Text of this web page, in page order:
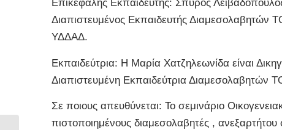
Επικεφαλής Εκπαιδευτής: Σπύρος
Διαπιστευμένος Εκπαιδευτής Διαμεσολαβητών
ΥΔΔΑΔ.
Εκπαιδεύτρια: Η Μαρία Χατζηλεωνίδα είναι
Διαπιστευμένη Εκπαιδεύτρια Διαμεσολαβητών
Σε ποιους απευθύνεται: Το σεμινάριο
πιστοποιημένους διαμεσολαβητές ,